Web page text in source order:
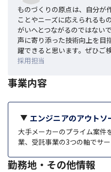
ものづくりの原点は、自分が
ことやニーズに応えられるも
がいへとつながるのではない
声に寄り添った技術向上を目
躍できると思います。ぜひご
採用担当
事業内容
エンジニアのアウトソ
大手メーカーのプライム案件
業、受託事業の3つの軸でサ
勤務地・その他情報